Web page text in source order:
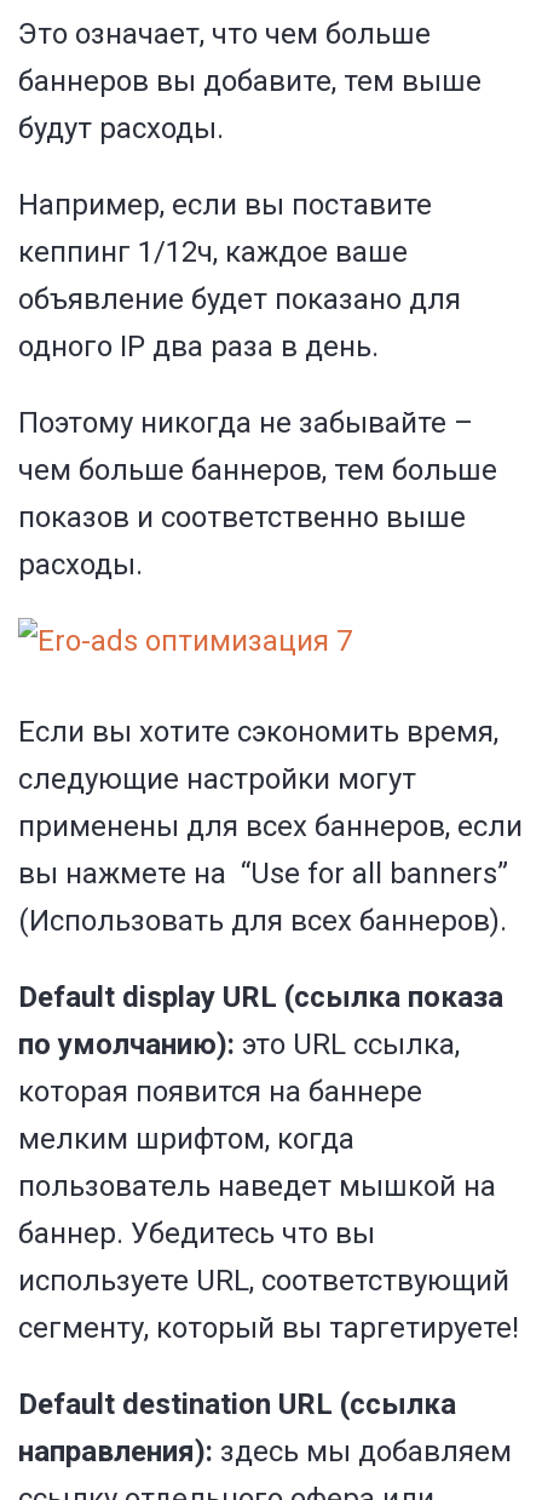
Это означает, что чем больше
баннеров вы добавите, тем выше
будут расходы.
Например, если вы поставите
кеппинг 1/12ч, каждое ваше
объявление будет показано для
одного IP два раза в день.
Поэтому никогда не забывайте –
чем больше баннеров, тем больше
показов и соответственно выше
расходы.
Если вы хотите сэкономить время,
следующие настройки могут
применены для всех баннеров, если
вы нажмете на “Use for all banners”
(Использовать для всех баннеров).
Default display URL (ссылка показа
по умолчанию): это URL ссылка,
которая появится на баннере
мелким шрифтом, когда
пользователь наведет мышкой на
баннер. Убедитесь что вы
используете URL, соответствующий
сегменту, который вы таргетируете!
Default destination URL (ссылка
направления): здесь мы добавляем